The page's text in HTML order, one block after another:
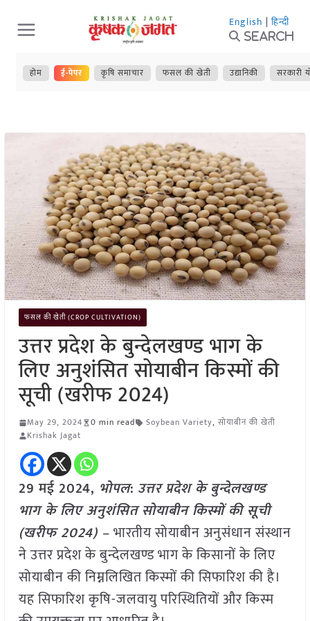
Skip
to
content
English | हिन्दी
Search
होम ई-पेपर कृषि समाचार फसल की खेती उद्यानिकी सरकारी
फसल की खेती (CROP CULTIVATION)
उत्तर प्रदेश के बुन्देलखण्ड भाग के
लिए अनुशंसित सोयाबीन किस्मों की
सूची (खरीफ 2024)
May 29, 2024 0 min read Soybean Variety, सोयाबीन की खेती
Krishak Jagat
29 मई 2024, भोपल: उत्तर प्रदेश के बुन्देलखण्ड
भाग के लिए अनुशंसित सोयाबीन किस्मों की सूची
(खरीफ 2024) –भारतीय सोयाबीन अनुसंधान संस्थान
ने उत्तर प्रदेश के बुन्देलखण्ड भाग के किसानों के लिए
सोयाबीन की निम्नलिखित किस्मों की सिफारिश की है।
यह सिफारिश कृषि-जलवायु परिस्थितियों और किस्म